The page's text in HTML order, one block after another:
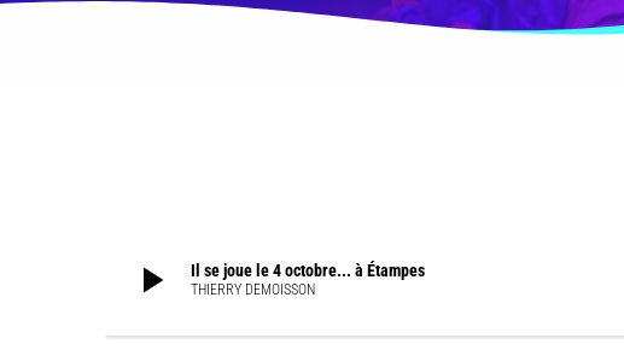
play_arrow Il se joue le 4 octobre... à Étampes
THIERRY DEMOISSON